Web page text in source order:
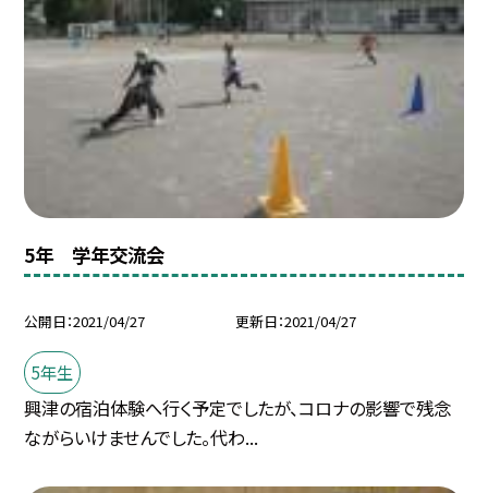
5年 学年交流会
公開日 2021/04/27 更新日 2021/04/27
5年生
興津の宿泊体験へ行く予定でしたが、コロナの影響で残念
ながらいけませんでした。代わ...